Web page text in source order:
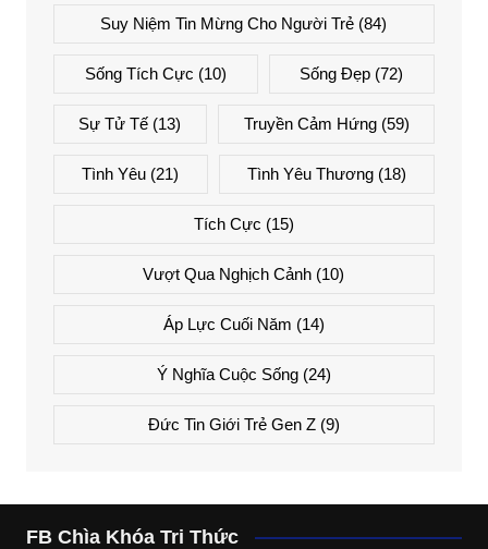
Suy Niệm Tin Mừng Cho Người Trẻ (84)
Sống Tích Cực (10) Sống Đẹp (72)
Sự Tử Tế (13) Truyền Cảm Hứng(59)
Tình Yêu (21) Tình Yêu Thương(18)
Tích Cực (15)
Vượt Qua Nghịch Cảnh (10)
Áp Lực Cuối Năm (14)
Ý Nghĩa Cuộc Sống(24)
Đức Tin Giới Trẻ Gen Z(9)
FB Chìa Khóa Tri Thức